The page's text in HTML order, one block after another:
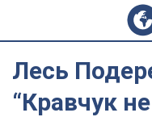
Лесь
“Кравчук